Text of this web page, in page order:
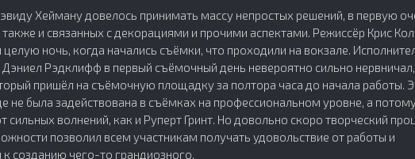
Хейману довелось принимать массу непростых решений, в первую
и связанных с декорациями и прочими аспектами. Режиссёр Крис
целую ночь, когда начались съёмки, что проходили на вокзале.
Дэниел Рэдклифф в первый съёмочный день невероятно сильно
пришёл на съёмочную площадку за полтора часа до начала работы.
не была задействована в съёмках на профессиональном уровне, а
сильных волнений, как и Руперт Гринт. Но довольно скоро творческий
позволил всем участникам получать удовольствие от работы и
к созданию чего-то грандиозного.